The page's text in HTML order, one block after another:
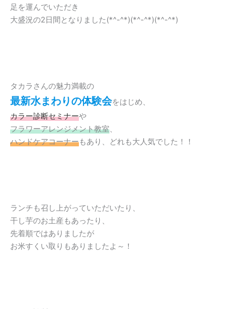
足を運んでいただき
大盛況の2日間となりました(*^-^*)(*^-^*)(*^-^*)
タカラさんの魅力満載の
最新水まわりの体験会をはじめ、
カラー診断セミナーや
フラワーアレンジメント教室、
ハンドケアコーナーもあり、どれも大人気でした！！
ランチも召し上がっていただいたり、
干し芋のお土産もあったり、
先着順ではありましたが
お米すくい取りもありましたよ～！